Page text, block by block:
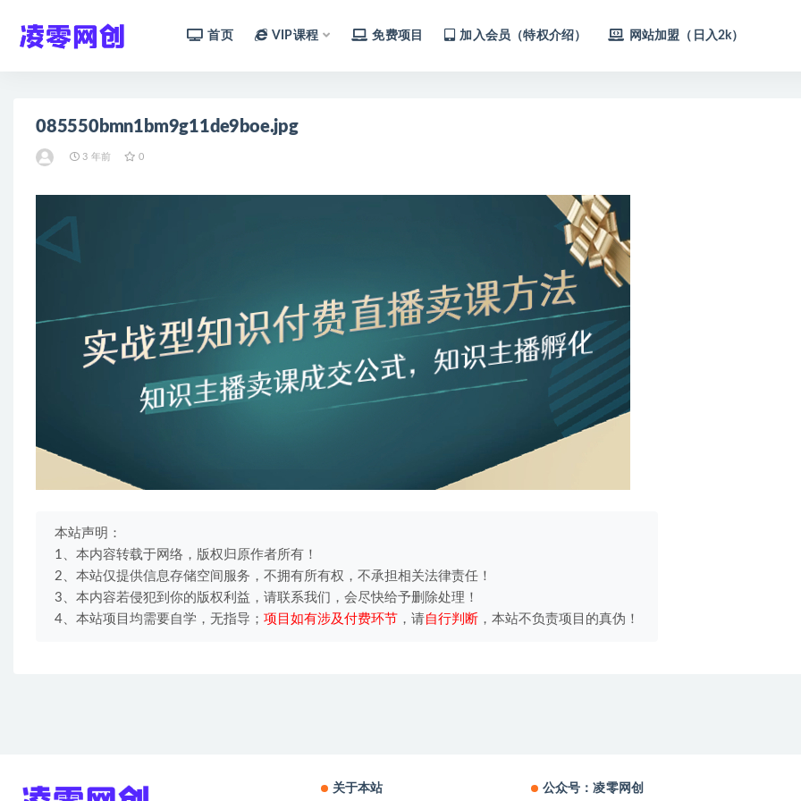
首页 VIP课程 免费项目 加入会员（特权介绍） 网站加盟（日入2k）
085550bmn1bm9g11de9boe.jpg
3 年前 0
本站声明：
1、本内容转载于网络，版权归原作者所有！
2、本站仅提供信息存储空间服务，不拥有所有权，不承担相关法律责任！
3、本内容若侵犯到你的版权利益，请联系我们，会尽快给予删除处理！
4、本站项目均需要自学，无指导； 项目如有涉及付费环节 ，请自行判断 ，本站不负责项目的真伪！
关于本站 公众号：凌零网创